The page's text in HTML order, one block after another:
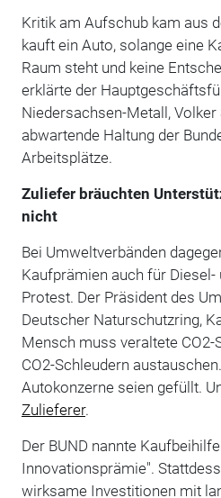
Kritik am Aufschub kam aus
kauft ein Auto, solange eine
Raum steht und keine
erklärte der
Niedersachsen-Metall, Volker
abwartende Haltung der
Arbeitsplätze.
Zuliefer bräuchten
nicht
Bei Umweltverbänden
Kaufprämien auch für Diesel-
Protest. Der Präsident des
Deutscher Naturschutzring,
Mensch muss veraltete CO2-
CO2-Schleudern
Autokonzerne seien gefüllt.
Zulieferer.
Der BUND nannte
Innovationsprämie".
wirksame Investitionen mit